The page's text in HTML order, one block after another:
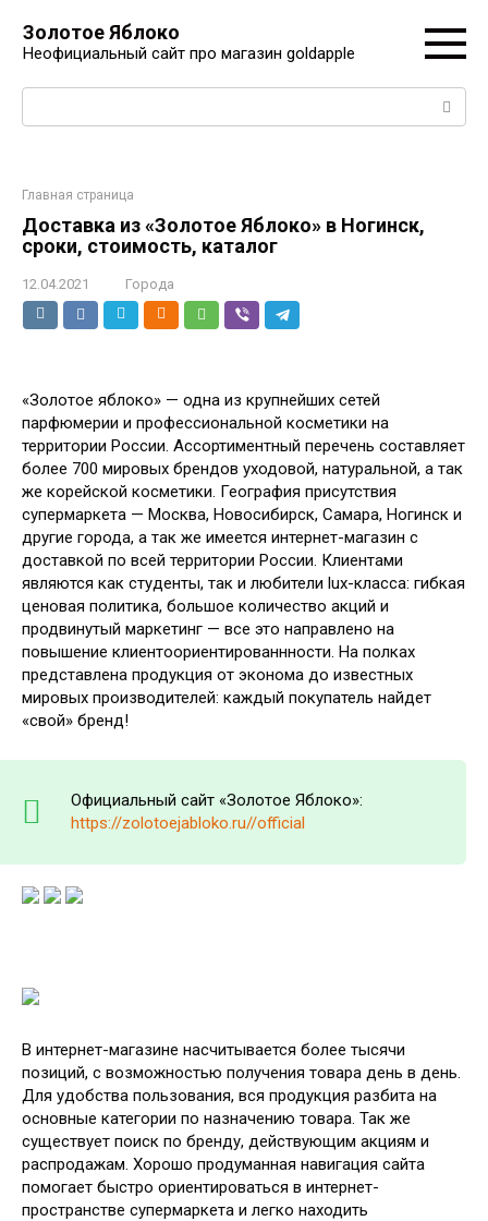
контенту
Золотое Яблоко
Неофициальный сайт про магазин goldapple
Поиск:
Главная страница
Доставка из «Золотое Яблоко» в Ногинск,
сроки, стоимость, каталог
12.04.2021 Города
«Золотое яблоко» — одна из крупнейших сетей
парфюмерии и профессиональной косметики на
территории России. Ассортиментный перечень составляет
более 700 мировых брендов уходовой, натуральной, а так
же корейской косметики. География присутствия
супермаркета — Москва, Новосибирск, Самара, Ногинск и
другие города, а так же имеется интернет-магазин с
доставкой по всей территории России. Клиентами
являются как студенты, так и любители lux-класса: гибкая
ценовая политика, большое количество акций и
продвинутый маркетинг — все это направлено на
повышение клиентоориентированнности. На полках
представлена продукция от эконома до известных
мировых производителей: каждый покупатель найдет
«свой» бренд!
Официальный сайт «Золотое Яблоко»:
https://zolotoejabloko.ru//official
В интернет-магазине насчитывается более тысячи
позиций, с возможностью получения товара день в день.
Для удобства пользования, вся продукция разбита на
основные категории по назначению товара. Так же
существует поиск по бренду, действующим акциям и
распродажам. Хорошо продуманная навигация сайта
помогает быстро ориентироваться в интернет-
пространстве супермаркета и легко находить